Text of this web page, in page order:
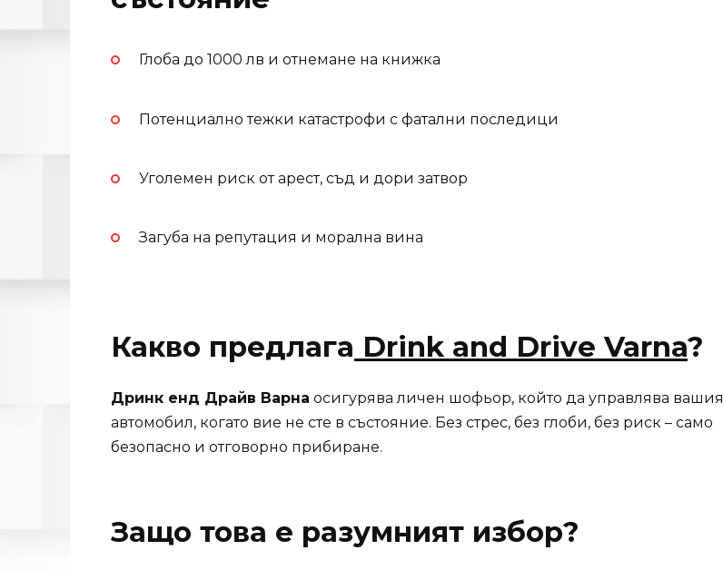
Глоба до 1000 лв и отнемане на книжка
Потенциално тежки катастрофи с фатални последици
Уголемен риск от арест, съд и дори затвор
Загуба на репутация и морална вина
Какво предлага Drink and Drive Varna?
Дринк енд Драйв Варна осигурява личен шофьор, който да управлява вашия
автомобил, когато вие не сте в състояние. Без стрес, без глоби, без риск – само
безопасно и отговорно прибиране.
Защо това е разумният избор?